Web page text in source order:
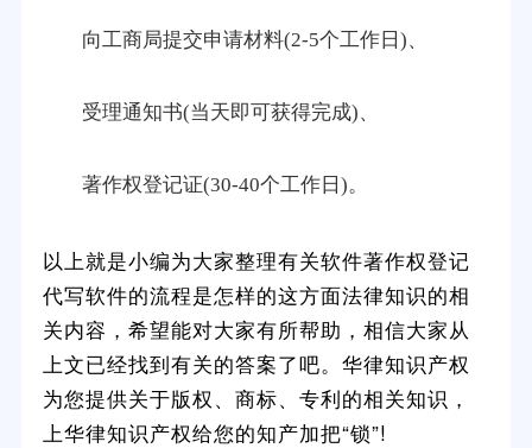
向工商局提交申请材料(2-5个工作日)、
受理通知书(当天即可获得完成)、
著作权登记证(30-40个工作日)。
以上就是小编为大家整理有关软件著作权登记
代写软件的流程是怎样的这方面法律知识的相
关内容，希望能对大家有所帮助，相信大家从
上文已经找到有关的答案了吧。华律知识产权
为您提供关于版权、商标、专利的相关知识，
上华律知识产权给您的知产加把“锁”!